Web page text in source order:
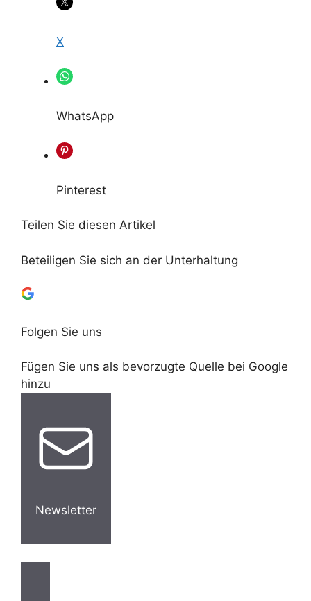
X
WhatsApp
Pinterest
Teilen Sie diesen Artikel
Beteiligen Sie sich an der Unterhaltung
Folgen Sie uns
Fügen Sie uns als bevorzugte Quelle bei Google
hinzu
Newsletter